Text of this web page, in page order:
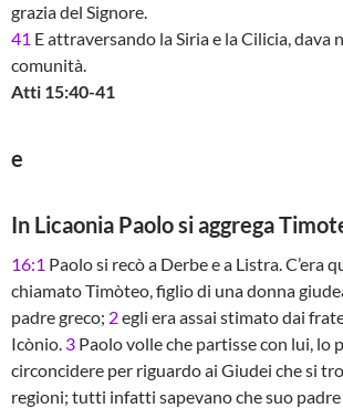
grazia del Signore.
41 E attraversando la Siria e la Cilicia, dava
comunità.
Atti 15:40-41
e
In Licaonia Paolo si aggrega
16:1 Paolo si recò a Derbe e a Listra. C’era
chiamato Timòteo, figlio di una donna
padre greco; 2egli era assai stimato dai
Icònio. 3 Paolo volle che partisse con lui, lo
circoncidere per riguardo ai Giudei che si
regioni; tutti infatti sapevano che suo padre